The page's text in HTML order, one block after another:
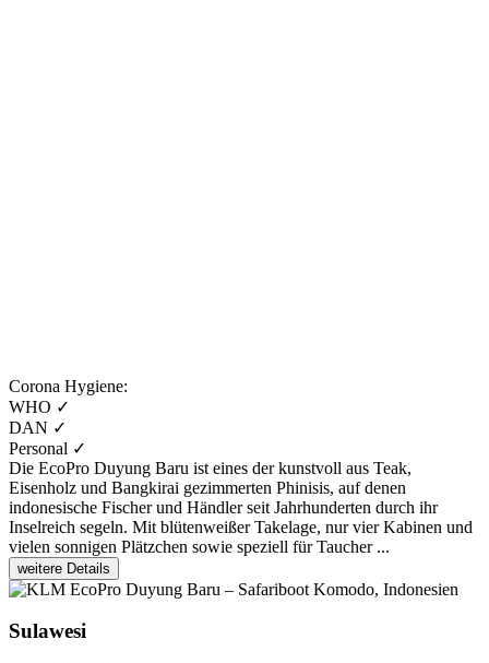
Corona Hygiene:
WHO ✓
DAN ✓
Personal ✓
Die EcoPro Duyung Baru ist eines der kunstvoll aus Teak,
Eisenholz und Bangkirai gezimmerten Phinisis, auf denen
indonesische Fischer und Händler seit Jahrhunderten durch ihr
Inselreich segeln. Mit blütenweißer Takelage, nur vier Kabinen und
vielen sonnigen Plätzchen sowie speziell für Taucher ...
weitere Details
Sulawesi